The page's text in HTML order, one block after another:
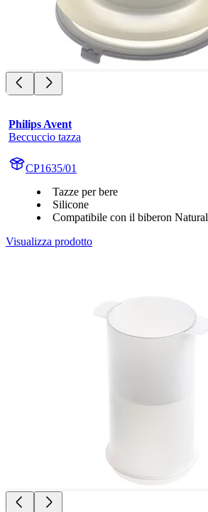
Philips Avent
Beccuccio tazza
CP1635/01
Tazze per bere
Silicone
Compatibile con il biberon Natural
Visualizza prodotto